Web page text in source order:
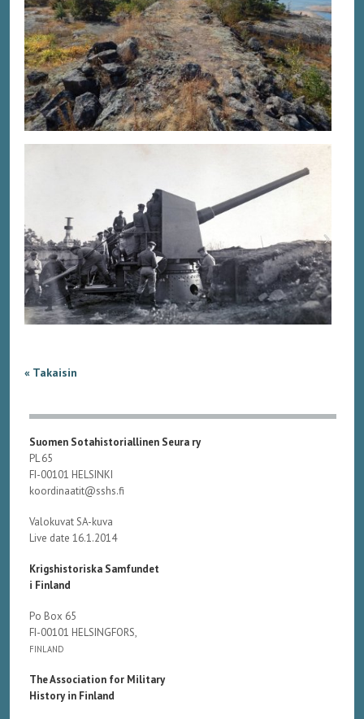
« Takaisin
Suomen Sotahistoriallinen Seura ry
PL 65
FI-00101 HELSINKI
koordinaatit@sshs.fi
Valokuvat SA-kuva
Live date 16.1.2014
Krigshistoriska Samfundet
i Finland
Po Box 65
FI-00101 HELSINGFORS,
FINLAND
The Association for Military
History in Finland